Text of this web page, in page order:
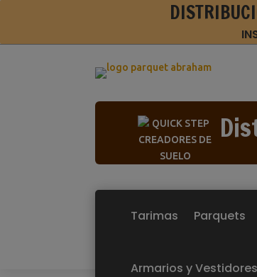
Tarimas Parquets
Armarios y Vestidores